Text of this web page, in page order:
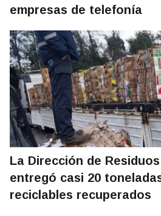
empresas de telefonía
La Dirección de
entregó casi 20
reciclables recuperados